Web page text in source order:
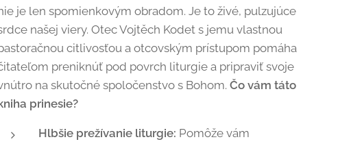
je len spomienkovým obradom. Je to živé, pulzujúce
našej viery. Otec Vojtěch Kodet s jemu vlastnou
citlivosťou a otcovským prístupom pomáha
preniknúť pod povrch liturgie a pripraviť svoje
na skutočné spoločenstvo s Bohom. Čo vám táto
prinesie?
Hlbšie prežívanie liturgie: Pomôže vám